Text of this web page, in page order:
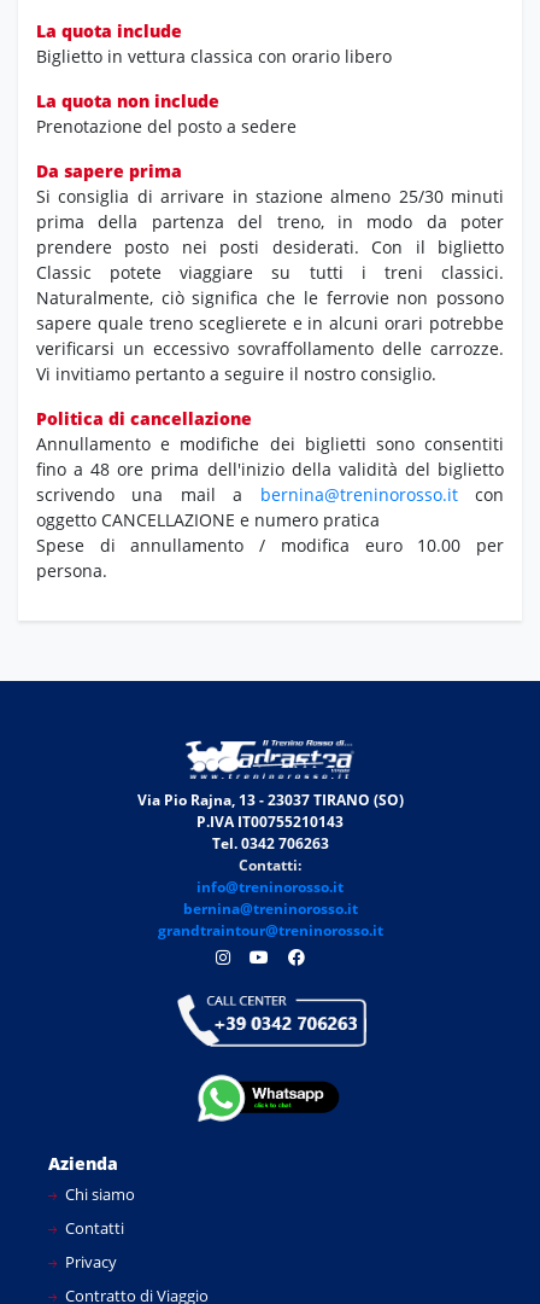
La quota include
Biglietto in vettura classica con orario libero
La quota non include
Prenotazione del posto a sedere
Da sapere prima
Si consiglia di arrivare in stazione almeno 25/30 minuti
prima della partenza del treno, in modo da poter
prendere posto nei posti desiderati. Con il biglietto
Classic potete viaggiare su tutti i treni classici.
Naturalmente, ciò significa che le ferrovie non possono
sapere quale treno sceglierete e in alcuni orari potrebbe
verificarsi un eccessivo sovraffollamento delle carrozze.
Vi invitiamo pertanto a seguire il nostro consiglio.
Politica di cancellazione
Annullamento e modifiche dei biglietti sono consentiti
fino a 48 ore prima dell'inizio della validità del biglietto
scrivendo una mail a bernina@treninorosso.itcon
oggetto CANCELLAZIONE e numero pratica
Spese di annullamento / modifica euro 10.00 per
persona.
Via Pio Rajna, 13 - 23037 TIRANO (SO)
P.IVA IT00755210143
Tel. 0342 706263
Contatti:
info@treninorosso.it
bernina@treninorosso.it
grandtraintour@treninorosso.it
Azienda
Chi siamo
Contatti
Privacy
Contratto di Viaggio